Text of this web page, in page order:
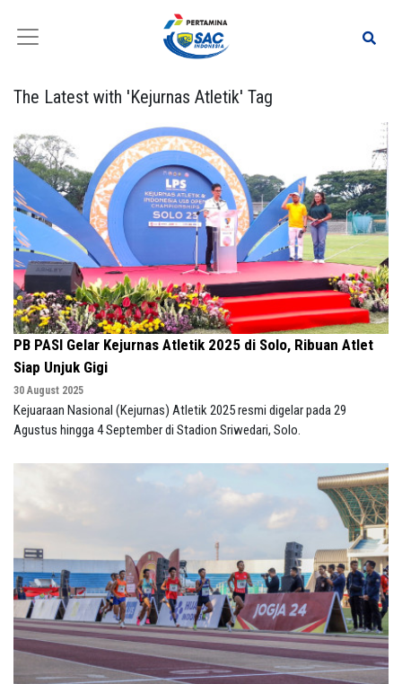
The Latest with 'Kejurnas Atletik' Tag
PB PASI Gelar Kejurnas Atletik 2025 di Solo, Ribuan Atlet
Siap Unjuk Gigi
30 August 2025
Kejuaraan Nasional (Kejurnas) Atletik 2025 resmi digelar pada 29
Agustus hingga 4 September di Stadion Sriwedari, Solo.